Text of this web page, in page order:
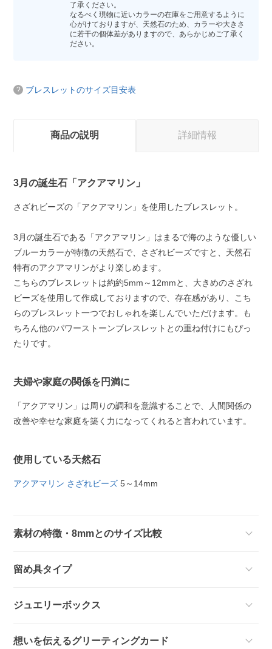
了承ください。
なるべく現物に近いカラーの在庫をご用意するように
心がけておりますが、天然石のため、カラーや大きさ
に若干の個体差がありますので、あらかじめご了承く
ださい。
ブレスレットのサイズ目安表
商品の説明 詳細情報
3月の誕生石「アクアマリン」
さざれビーズの「アクアマリン」を使用したブレスレット。
3月の誕生石である「アクアマリン」はまるで海のような優しい
ブルーカラーが特徴の天然石で、さざれビーズですと、天然石
特有のアクアマリンがより楽しめます。
こちらのブレスレットは約約5mm～12mmと、大きめのさざれ
ビーズを使用して作成しておりますので、存在感があり、こち
らのブレスレット一つでおしゃれを楽しんでいただけます。も
ちろん他のパワーストーンブレスレットとの重ね付けにもぴっ
たりです。
夫婦や家庭の関係を円満に
「アクアマリン」は周りの調和を意識することで、人間関係の
改善や幸せな家庭を築く力になってくれると言われています。
使用している天然石
アクアマリン さざれビーズ 5～14mm
素材の特徴・8mmとのサイズ比較
留め具タイプ
ジュエリーボックス
想いを伝えるグリーティングカード